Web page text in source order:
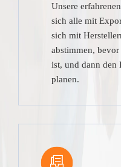
Unsere
sich alle mit
sich mit
abstimmen, bevor
ist, und dann
planen.